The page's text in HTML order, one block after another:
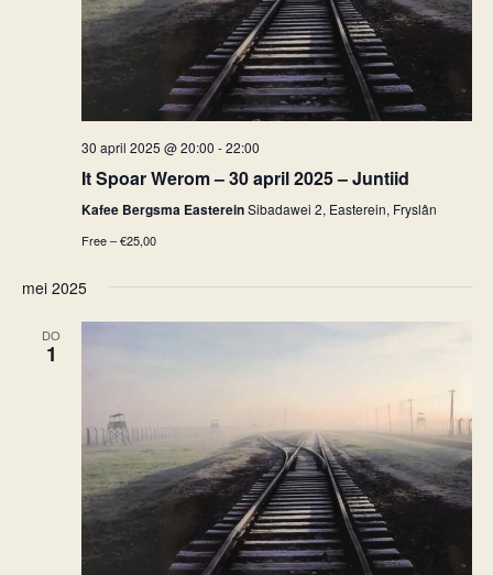
30 april 2025 @ 20:00 -22:00
It Spoar Werom – 30 april 2025 – Juntiid
Kafee Bergsma EastereinSibadawei 2, Easterein, Fryslân
Free – €25,00
mei 2025
DO
1